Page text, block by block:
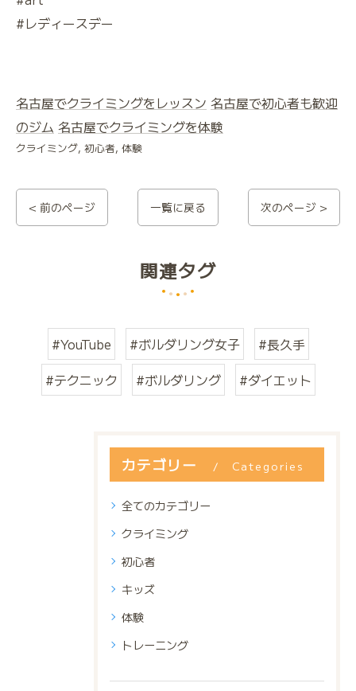
#レディースデー
名古屋でクライミングをレッスン 名古屋で初心者も歓迎
のジム 名古屋でクライミングを体験
クライミング 初心者 体験
< 前のページ 一覧に戻る 次のページ >
関連タグ
#YouTube #ボルダリング女子
#長久手
#テクニック
#ボルダリング #ダイエット
カテゴリー Categories
全てのカテゴリー
クライミング
初心者
キッズ
体験
トレーニング